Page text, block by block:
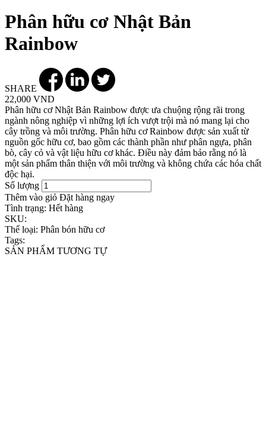
Phân hữu cơ Nhật Bản
Rainbow
SHARE
22,000 VND
Phân hữu cơ Nhật Bản Rainbow được ưa chuộng rộng rãi trong
ngành nông nghiệp vì những lợi ích vượt trội mà nó mang lại cho
cây trồng và môi trường. Phân hữu cơ Rainbow được sản xuất từ
nguồn gốc hữu cơ, bao gồm các thành phần như phân ngựa, phân
bò, cây cỏ và vật liệu hữu cơ khác. Điều này đảm bảo rằng nó là
một sản phẩm thân thiện với môi trường và không chứa các hóa chất
độc hại.
Số lượng
Thêm vào giỏ Đặt hàng ngay
Tình trạng: Hết hàng
SKU:
Thể loại: Phân bón hữu cơ
Tags:
SẢN PHẨM TƯƠNG TỰ